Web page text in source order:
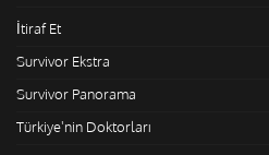
İtiraf Et
Survivor Ekstra
Survivor Panorama
Türkiye'nin Doktorları